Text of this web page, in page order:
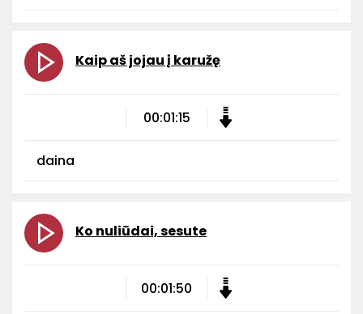
Kaip aš jojau į karužę
00:01:15
daina
Ko nuliūdai, sesute
00:01:50